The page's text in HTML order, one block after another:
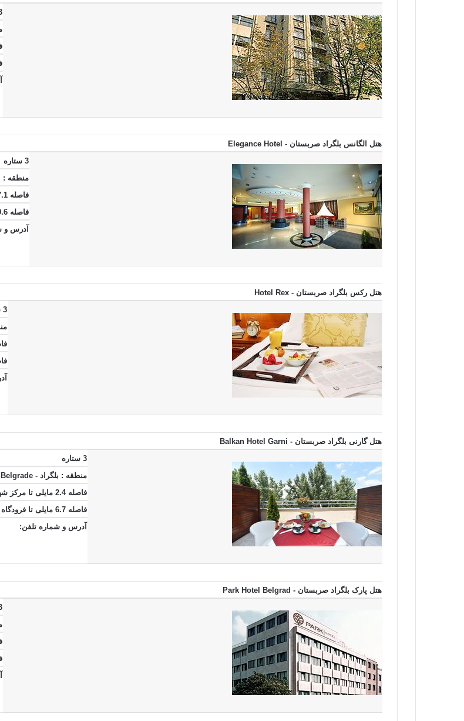
3
هتل الگانس بلگراد صربستان - Elegance Hotel
3 ستاره
منطقه :
فاصله 7.1 مایلی تا مرکز شهر
فاصله 9.6 مایلی تا فرودگاه بلگراد
آدرس و
هتل رکس بلگراد صربستان - Hotel Rex
3 ستاره
فاصله
فاصله
هتل گارنی بلگراد صربستان - Balkan Hotel Garni
3 ستاره
منطقه : بلگراد - Belgrade
فاصله 2.4 مایلی تا مرکز شهر
فاصله 6.7 مایلی تا فرودگاه بلگراد
آدرس و شماره تلفن:
هتل پارک بلگراد صربستان - Park Hotel Belgrad
3